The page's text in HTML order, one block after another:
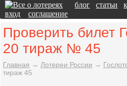
блог статьи
вход
соглашение
Проверить билет
20 тираж № 45
Главная → Лотереи России →
тираж 45